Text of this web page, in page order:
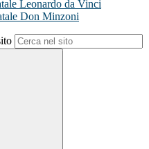
Leonardo da Vinci
Don Minzoni